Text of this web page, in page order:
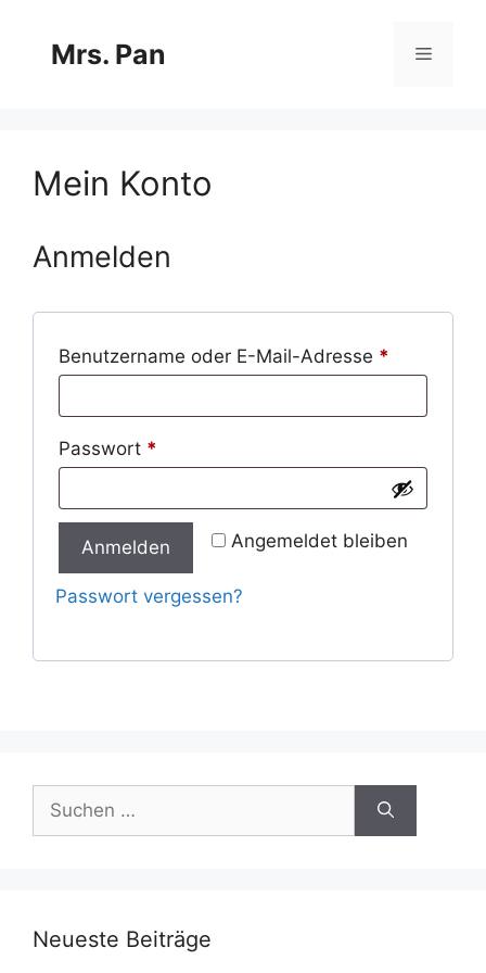
springenMrs. Pan Menü
Mein Konto
Anmelden
Benutzername oder E-Mail-Adresse *
Passwort *
Angemeldet bleiben
Anmelden
Passwort vergessen?
nach:
Neueste Beiträge